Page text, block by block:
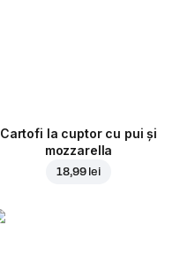
Cartofi la cuptor cu pui și
mozzarella
18,99 lei